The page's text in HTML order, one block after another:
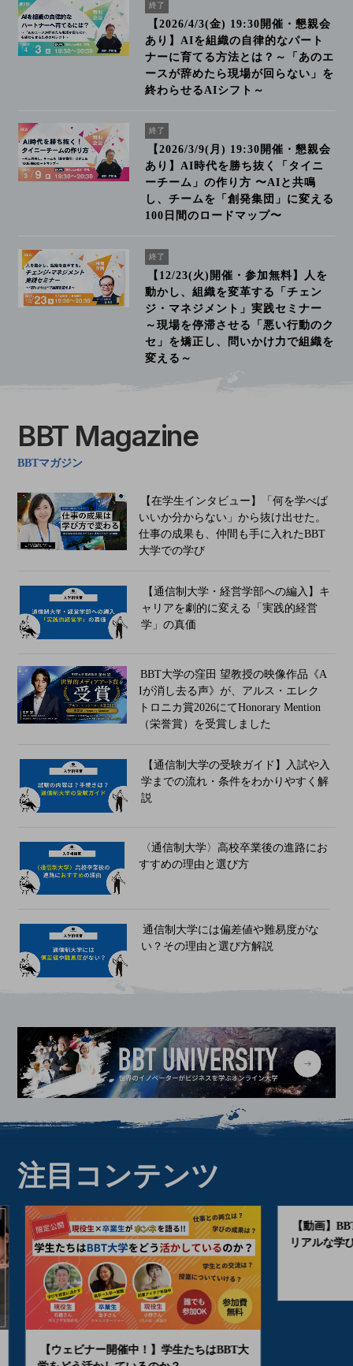
終了
【2026/4/3(金) 19:30開催・懇親会
あり】AIを組織の自律的なパート
ナーに育てる方法とは？～「あのエ
ースが辞めたら現場が回らない」を
終わらせるAIシフト～
終了
【2026/3/9(月) 19:30開催・懇親会
あり】AI時代を勝ち抜く「タイニ
ーチーム」の作り方 〜AIと共鳴
し、チームを「創発集団」に変える
100日間のロードマップ〜
終了
【12/23(火)開催・参加無料】人を
動かし、組織を変革する「チェン
ジ・マネジメント」実践セミナー
～現場を停滞させる「悪い行動のク
セ」を矯正し、問いかけ力で組織を
変える～
BBT Magazine
BBTマガジン
【在学生インタビュー】「何を学べば
いいか分からない」から抜け出せた。
仕事の成果も、仲間も手に入れたBBT
大学での学び
【通信制大学・経営学部への編入】キ
ャリアを劇的に変える「実践的経営
学」の真価
BBT大学の窪田 望教授の映像作品《A
Iが消し去る声》が、アルス・エレク
トロニカ賞2026にてHonorary Mention
（栄誉賞）を受賞しました
【通信制大学の受験ガイド】入試や入
学までの流れ・条件をわかりやすく解
説
〈通信制大学〉高校卒業後の進路にお
すすめの理由と選び方
通信制大学には偏差値や難易度がな
い？その理由と選び方解説
注目コンテンツ
【ウェビナー開催中！】学生たちはBBT大